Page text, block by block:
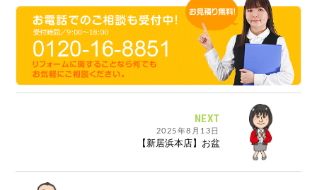
NEXT
2025年8月13日
【新居浜本店】お盆